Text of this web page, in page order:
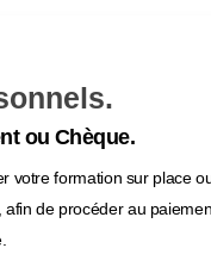
ou Chèque.
votre formation sur place
de procéder au